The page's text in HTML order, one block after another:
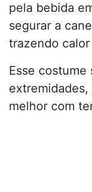
pela bebida
segurar a
trazendo
Esse costume
melhor com